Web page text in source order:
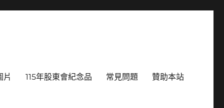
片 115年股東會紀念品 常見問題 贊助本站